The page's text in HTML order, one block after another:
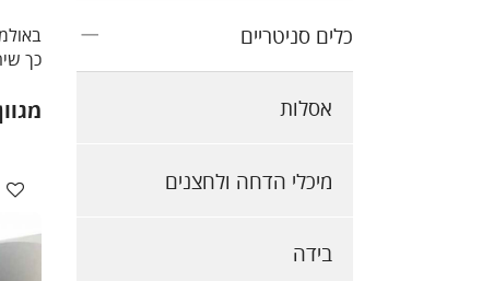
כלים סניטריים
אסלות
מיכלי הדחה ולחצנים
בידה
כך